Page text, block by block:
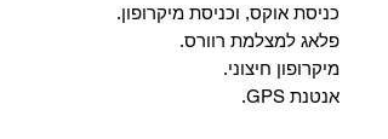
כניסת אוקס, וכניסת מיקרופון.
פלאג למצלמת רוורס.
מיקרופון חיצוני.
אנטנת GPS.